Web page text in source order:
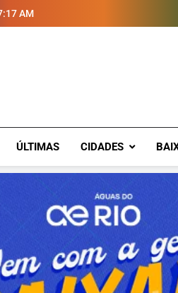
AM
ÚLTIMAS CIDADES